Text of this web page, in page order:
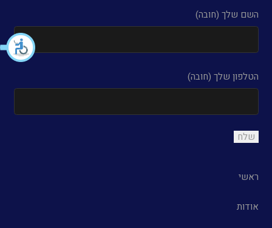
השם שלך (חובה)
הטלפון שלך (חובה)
ראשי
אודות